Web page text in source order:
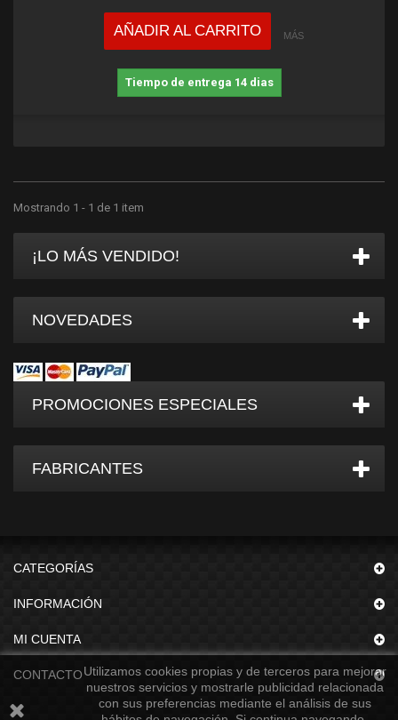
AÑADIR AL CARRITO MÁS
Tiempo de entrega 14 dias
Mostrando 1 - 1 de 1 item
¡LO MÁS VENDIDO!
NOVEDADES
PROMOCIONES ESPECIALES
FABRICANTES
CATEGORÍAS
INFORMACIÓN
MI CUENTA
CONTACTOUtilizamos cookies propias y de terceros para mejorar
nuestros servicios y mostrarle publicidad relacionada
con sus preferencias mediante el análisis de sus